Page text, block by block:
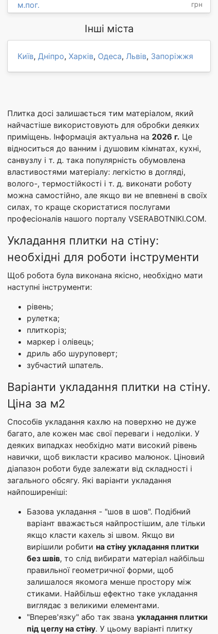
м.пог. грн
Інші міста
Київ, Дніпро, Харків, Одеса, Львів, Запоріжжя
Плитка досі залишається тим матеріалом, який
найчастіше використовують для обробки деяких
приміщень. Інформація актуальна на 2026 г. Це
відноситься до ванним і душовим кімнатах, кухні,
санвузлу і т. д. така популярність обумовлена
властивостями матеріалу: легкістю в догляді,
волого-, термостійкості і т. д. виконати роботу
можна самостійно, але якщо ви не впевнені в своїх
силах, то краще скористатися послугами
професіоналів нашого порталу VSERABOTNIKI.COM.
Укладання плитки на стіну:
необхідні для роботи інструменти
Щоб робота була виконана якісно, необхідно мати
наступні інструменти:
рівень;
рулетка;
плиткоріз;
маркер і олівець;
дриль або шуруповерт;
зубчастий шпатель.
Варіанти укладання плитки на стіну.
Ціна за м2
Способів укладання кахлю на поверхню не дуже
багато, але кожен має свої переваги і недоліки. У
деяких випадках необхідно мати високий рівень
навички, щоб викласти красиво малюнок. Ціновий
діапазон роботи буде залежати від складності і
загального обсягу. Які варіанти укладання
найпоширеніші:
Базова укладання - "шов в шов". Подібний
варіант вважається найпростішим, але тільки
якщо класти кахель зі швом. Якщо ви
вирішили робити на стіну укладання плитки
без швів, то слід вибирати матеріал найбільш
правильної геометричної форми, щоб
залишалося якомога менше простору між
стиками. Найбільш ефектно таке укладання
виглядає з великими елементами.
"Вперев'язку" або так звана укладання плитки
під цеглу на стіну. У цьому варіанті плитку